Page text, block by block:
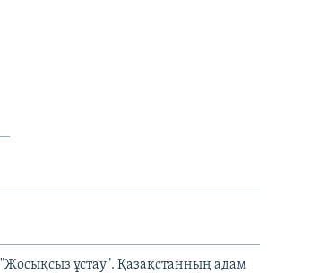
"Жосықсыз ұстау". Қазақстанның адам